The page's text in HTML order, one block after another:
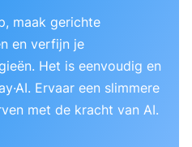
maak gerichte
en verfijn je
Het is eenvoudig en
Ervaar een slimmere
met de kracht van AI.